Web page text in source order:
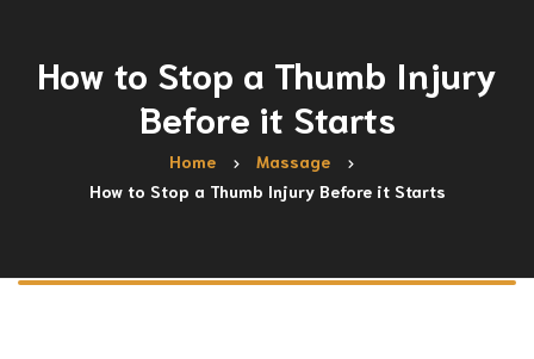
How to Stop a Thumb Injury
Before it Starts
Home
Massage
How to Stop a Thumb Injury Before it Starts